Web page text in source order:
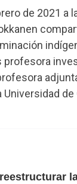
de 2021 a
profesora
de